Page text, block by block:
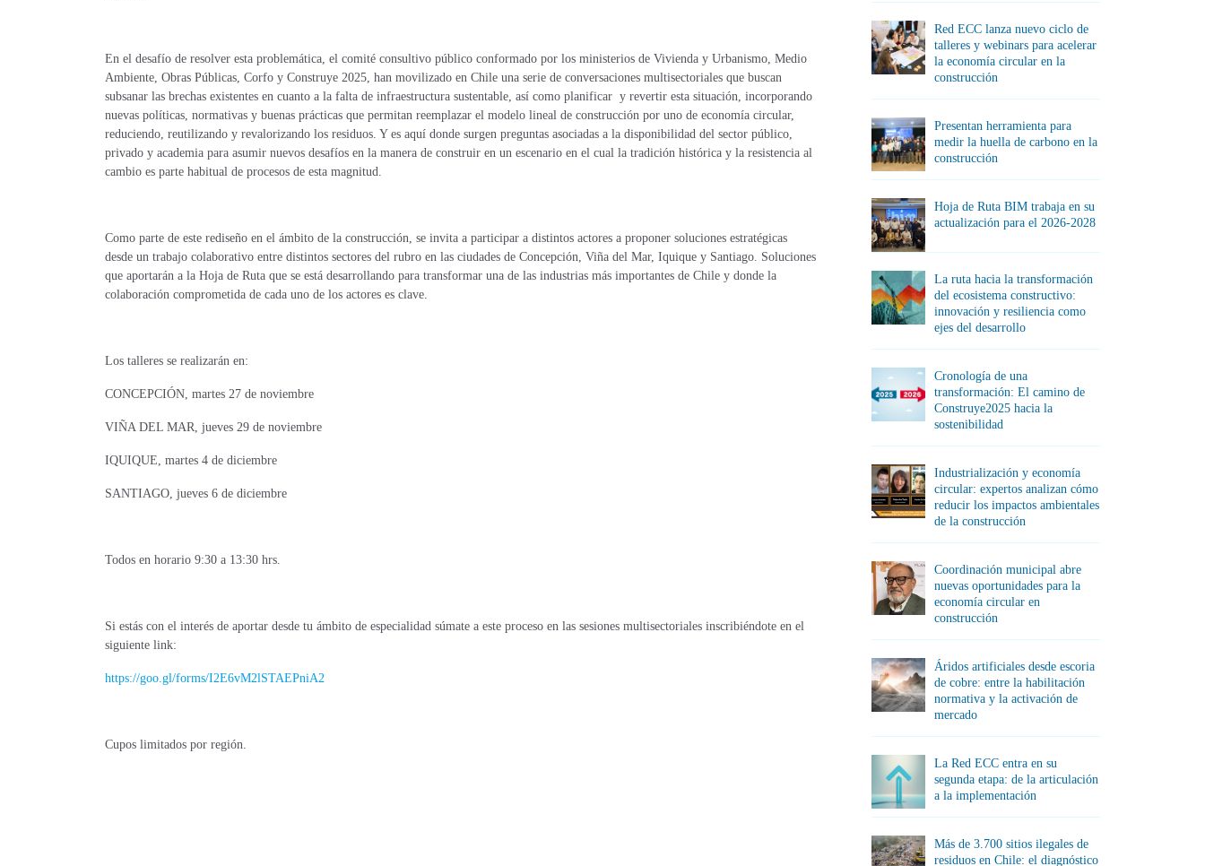
En el desafío de resolver esta problemática, el comité consultivo público conformado por los ministerios de Vivienda y Urbanismo, Medio
Ambiente, Obras Públicas, Corfo y Construye 2025, han movilizado en Chile una serie de conversaciones multisectoriales que buscan
subsanar las brechas existentes en cuanto a la falta de infraestructura sustentable, así como planificar y revertir esta situación, incorporando
nuevas políticas, normativas y buenas prácticas que permitan reemplazar el modelo lineal de construcción por uno de economía circular,
reduciendo, reutilizando y revalorizando los residuos. Y es aquí donde surgen preguntas asociadas a la disponibilidad del sector público,
privado y academia para asumir nuevos desafíos en la manera de construir en un escenario en el cual la tradición histórica y la resistencia al
cambio es parte habitual de procesos de esta magnitud.
Como parte de este rediseño en el ámbito de la construcción, se invita a participar a distintos actores a proponer soluciones estratégicas
desde un trabajo colaborativo entre distintos sectores del rubro en las ciudades de Concepción, Viña del Mar, Iquique y Santiago. Soluciones
que aportarán a la Hoja de Ruta que se está desarrollando para transformar una de las industrias más importantes de Chile y donde la
colaboración comprometida de cada uno de los actores es clave.
Los talleres se realizarán en:
CONCEPCIÓN, martes 27 de noviembre
VIÑA DEL MAR, jueves 29 de noviembre
IQUIQUE, martes 4 de diciembre
SANTIAGO, jueves 6 de diciembre
Todos en horario 9:30 a 13:30 hrs.
Si estás con el interés de aportar desde tu ámbito de especialidad súmate a este proceso en las sesiones multisectoriales inscribiéndote en el
siguiente link:
https://goo.gl/forms/I2E6vM2lSTAEPniA2
Cupos limitados por región.
Red ECC lanza nuevo ciclo de
talleres y webinars para acelerar
la economía circular en la
construcción
Presentan herramienta para
medir la huella de carbono en la
construcción
Hoja de Ruta BIM trabaja en su
actualización para el 2026-2028
La ruta hacia la transformación
del ecosistema constructivo:
innovación y resiliencia como
ejes del desarrollo
Cronología de una
transformación: El camino de
Construye2025 hacia la
sostenibilidad
Industrialización y economía
circular: expertos analizan cómo
reducir los impactos ambientales
de la construcción
Coordinación municipal abre
nuevas oportunidades para la
economía circular en
construcción
Áridos artificiales desde escoria
de cobre: entre la habilitación
normativa y la activación de
mercado
La Red ECC entra en su
segunda etapa: de la articulación
a la implementación
Más de 3.700 sitios ilegales de
residuos en Chile: el diagnóstico